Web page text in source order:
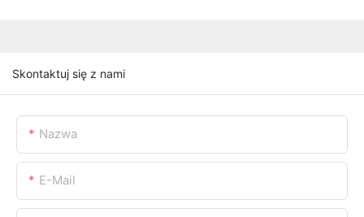
Skontaktuj się z nami
Nazwa
E-Mail